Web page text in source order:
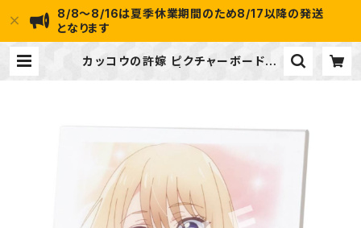
8/8～8/16は夏季休業期間のため8/17以降の発送
となります
カッコウの許嫁 ピクチャーボード小